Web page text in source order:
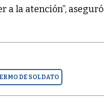
a la atención”, aseguró
DE SOLDATO